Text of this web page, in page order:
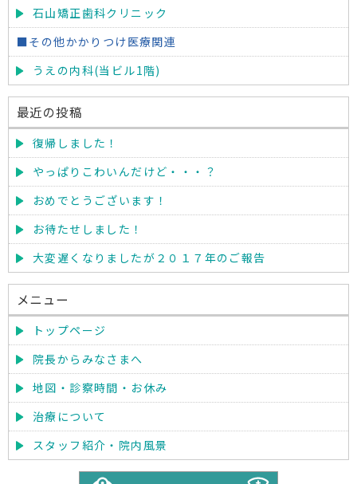
石山矯正歯科クリニック
■その他かかりつけ医療関連
うえの内科(当ビル1階)
最近の投稿
復帰しました！
やっぱりこわいんだけど・・・？
おめでとうございます！
お待たせしました！
大変遅くなりましたが２０１７年のご報告
メニュー
トップページ
院長からみなさまへ
地図・診察時間・お休み
治療について
スタッフ紹介・院内風景